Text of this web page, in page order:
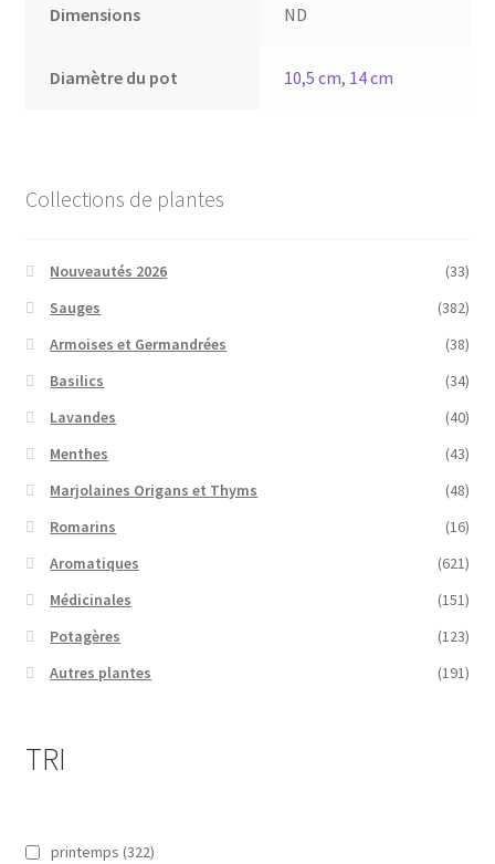
Dimensions ND
Diamètre du pot 10,5 cm, 14 cm
Collections de plantes
Nouveautés 2026
(33)
Sauges
(382)
Armoises et Germandrées
(38)
Basilics
(34)
Lavandes
(40)
Menthes
(43)
Marjolaines Origans et Thyms
(48)
Romarins
(16)
Aromatiques
(621)
Médicinales
(151)
Potagères
(123)
Autres plantes
(191)
TRI
printemps (322)